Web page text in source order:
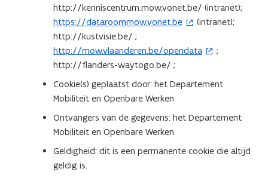
i
n
n
i
e
u
w
e
n
s
t
http://kenniscentrum.mow.vonet.be/ (intranet);
https://dataroommow.vonet.be
(
o
p
e
n
t
n
n
i
e
(intranet);
http://kustvisie.be/ ;
http://mow.vlaanderen.be/opendata
(
o
p
e
t
i
n
n
;
http://flanders-waytogo.be/ ;
Cookie(s) geplaatst door: het Departement
Mobiliteit en Openbare Werken
Ontvangers van de gegevens: het Departement
Mobiliteit en Openbare Werken
Geldigheid: dit is een permanente cookie die altijd
geldig is.